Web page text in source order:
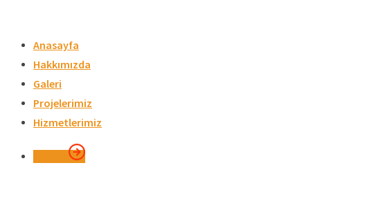
content
Anasayfa
Hakkımızda
Galeri
Projelerimiz
Hizmetlerimiz